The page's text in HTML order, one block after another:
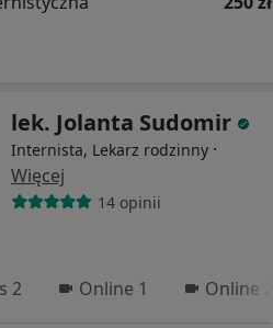
lek. Jolanta Sudomir
Internista, Lekarz rodzinny ·
Więcej
14 opinii
2 Online 1 Online 2